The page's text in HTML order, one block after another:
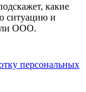
какие
ситуацию и
ООО.
персональных